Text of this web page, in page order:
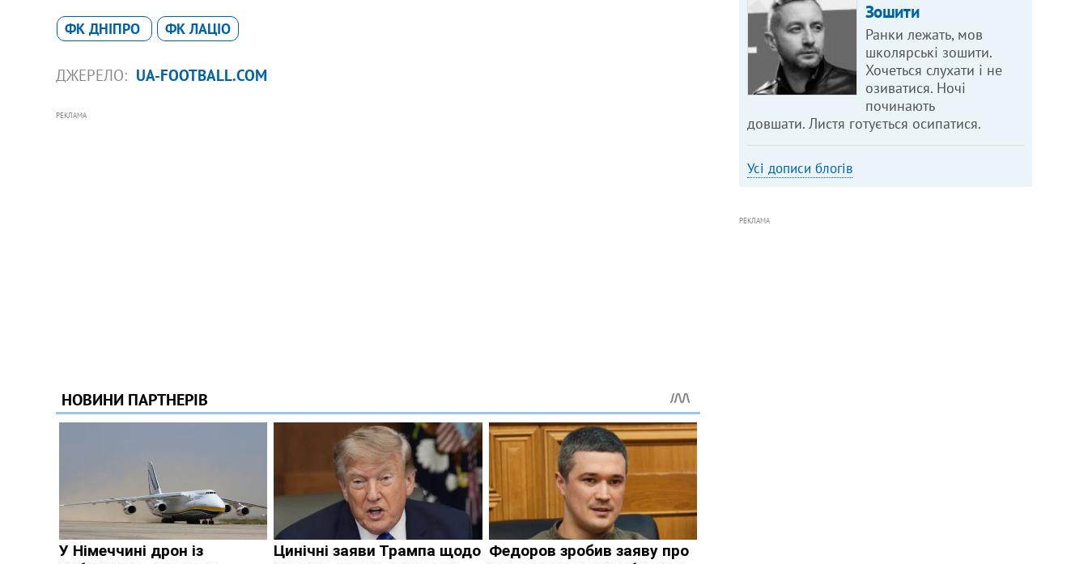
ФК ДНІПРО ФК ЛАЦІО
ДЖЕРЕЛО: UA-FOOTBALL.COM
РЕКЛАМА
Зошити
Ранки лежать, мов
школярські зошити.
Хочеться слухати і не
озиватися. Ночі
починають
довшати. Листя готується осипатися.
Усі дописи блогів
РЕКЛАМА